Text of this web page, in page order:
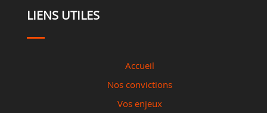
LIENS UTILES
Accueil
Nos convictions
Vos enjeux